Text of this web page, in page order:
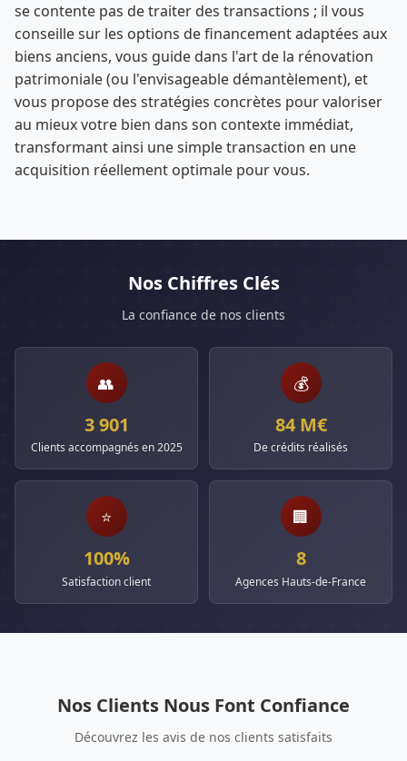
se contente pas de traiter des transactions ; il vous
conseille sur les options de financement adaptées aux
biens anciens, vous guide dans l'art de la rénovation
patrimoniale (ou l'envisageable démantèlement), et
vous propose des stratégies concrètes pour valoriser
au mieux votre bien dans son contexte immédiat,
transformant ainsi une simple transaction en une
acquisition réellement optimale pour vous.
Nos Chiffres Clés
La confiance de nos clients
👥
3 901
Clients accompagnés en 2025
💰
84 M€
De crédits réalisés
⭐
100%
Satisfaction client
🏢
8
Agences Hauts-de-France
Nos Clients Nous Font Confiance
Découvrez les avis de nos clients satisfaits